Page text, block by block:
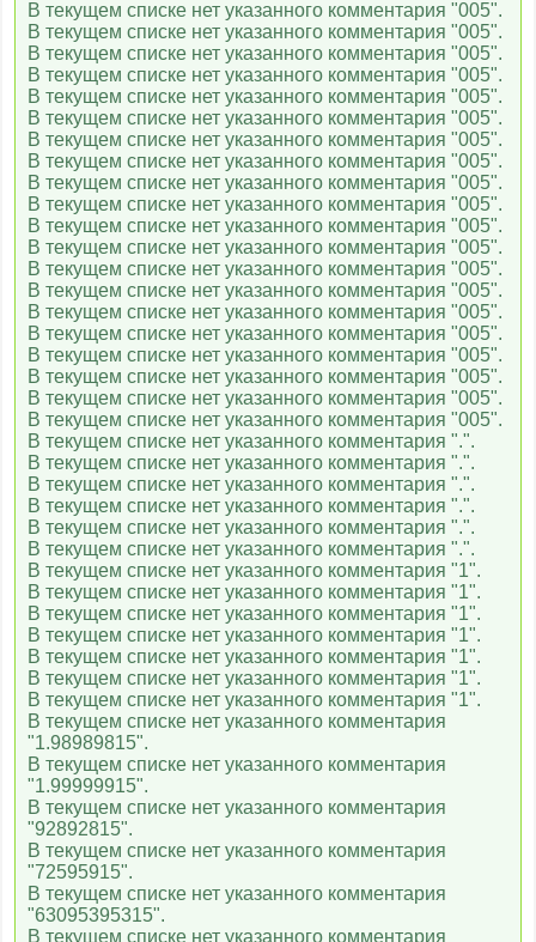
В текущем списке нет указанного комментария "005".
В текущем списке нет указанного комментария "005".
В текущем списке нет указанного комментария "005".
В текущем списке нет указанного комментария "005".
В текущем списке нет указанного комментария "005".
В текущем списке нет указанного комментария "005".
В текущем списке нет указанного комментария "005".
В текущем списке нет указанного комментария "005".
В текущем списке нет указанного комментария "005".
В текущем списке нет указанного комментария "005".
В текущем списке нет указанного комментария "005".
В текущем списке нет указанного комментария "005".
В текущем списке нет указанного комментария "005".
В текущем списке нет указанного комментария "005".
В текущем списке нет указанного комментария "005".
В текущем списке нет указанного комментария "005".
В текущем списке нет указанного комментария "005".
В текущем списке нет указанного комментария "005".
В текущем списке нет указанного комментария "005".
В текущем списке нет указанного комментария "005".
В текущем списке нет указанного комментария ".".
В текущем списке нет указанного комментария ".".
В текущем списке нет указанного комментария ".".
В текущем списке нет указанного комментария ".".
В текущем списке нет указанного комментария ".".
В текущем списке нет указанного комментария ".".
В текущем списке нет указанного комментария "1".
В текущем списке нет указанного комментария "1".
В текущем списке нет указанного комментария "1".
В текущем списке нет указанного комментария "1".
В текущем списке нет указанного комментария "1".
В текущем списке нет указанного комментария "1".
В текущем списке нет указанного комментария "1".
В текущем списке нет указанного комментария
"1.98989815".
В текущем списке нет указанного комментария
"1.99999915".
В текущем списке нет указанного комментария
"92892815".
В текущем списке нет указанного комментария
"72595915".
В текущем списке нет указанного комментария
"63095395315".
В текущем списке нет указанного комментария